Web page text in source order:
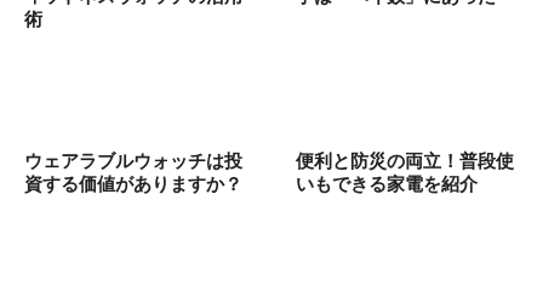
術
ウェアラブルウォッチは投
資する価値がありますか？
便利と防災の両立！普段使
いもできる家電を紹介